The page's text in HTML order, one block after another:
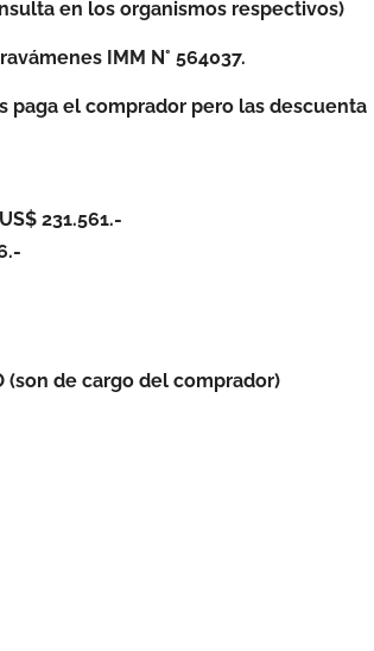
en los organismos respectivos)
IMM N° 564037.
paga el comprador pero las descuenta
231.561.-
(son de cargo del comprador)